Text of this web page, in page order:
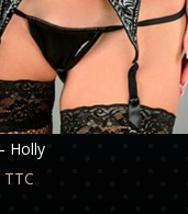
Holly
TTC